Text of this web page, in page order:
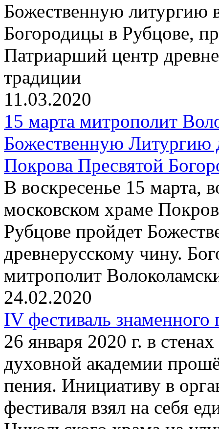
Божественную литургию
Богородицы в Рубцове,
Патриарший центр
традиции
11.03.2020
15 марта митрополит
Божественную Литургию
Покрова Пресвятой
В воскресенье 15 марта,
московском храме
Рубцове пройдет
древнерусскому чину.
митрополит
24.02.2020
IV фестиваль
26 января 2020 г. в
духовной академии
пения. Инициативу в
фестиваля взял на себя